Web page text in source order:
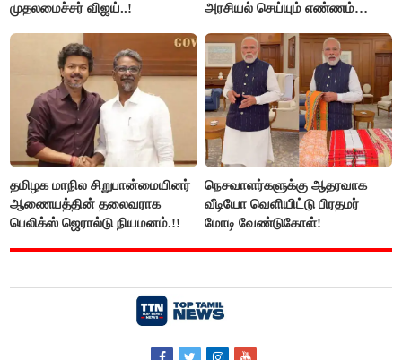
முதலமைச்சர் விஜய்..!
அரசியல் செய்யும் எண்ணம்
விஜய் பதில்!
தமிழக மாநில சிறுபான்மையினர்
ஆணையத்தின் தலைவராக
பெலிக்ஸ் ஜெரால்டு நியமனம்.!!
நெசவாளர்களுக்கு ஆதரவாக
வீடியோ வெளியிட்டு பிரதமர்
மோடி வேண்டுகோள்!